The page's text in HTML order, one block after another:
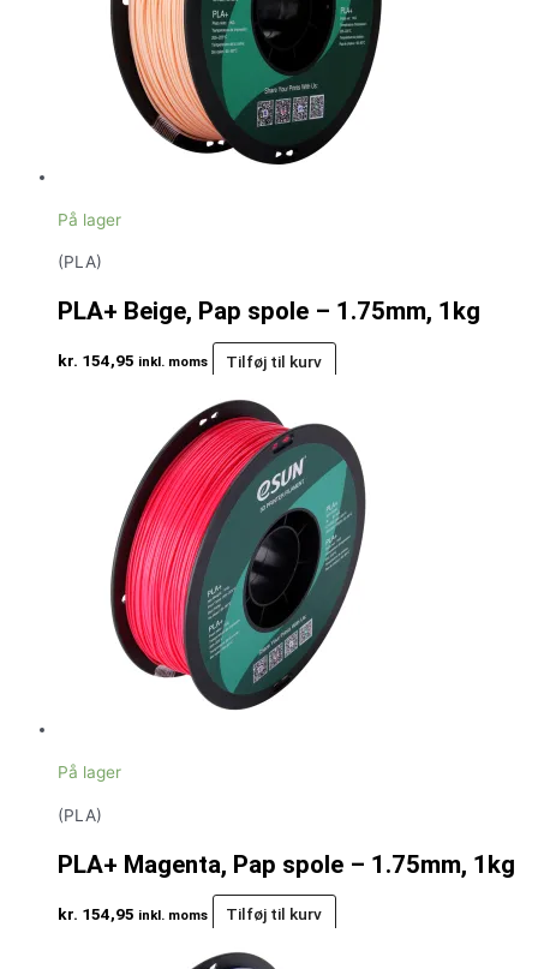
På lager
(PLA)
PLA+ Beige, Pap spole – 1.75mm, 1kg
kr. 154,95 inkl. moms Tilføj til kurv
På lager
(PLA)
PLA+ Magenta, Pap spole – 1.75mm, 1kg
kr. 154,95 inkl. moms Tilføj til kurv